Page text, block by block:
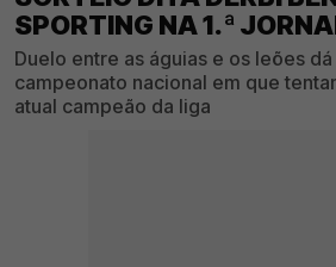
SPORTING NA 1.ª
Duelo entre as águias e os leões
campeonato nacional em que
atual campeão da liga